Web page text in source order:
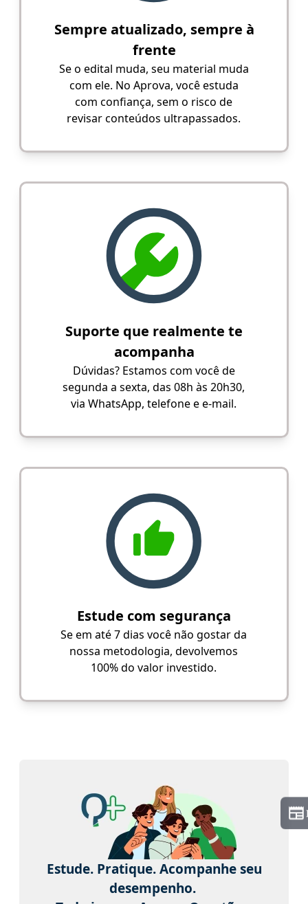
Sempre atualizado, sempre à
frente
Se o edital muda, seu material muda
com ele. No Aprova, você estuda
com confiança, sem o risco de
revisar conteúdos ultrapassados.
Suporte que realmente te
acompanha
Dúvidas? Estamos com você de
segunda a sexta, das 08h às 20h30,
via WhatsApp, telefone e e-mail.
Estude com segurança
Se em até 7 dias você não gostar da
nossa metodologia, devolvemos
100% do valor investido.
Estude. Pratique. Acompanhe seu
desempenho.